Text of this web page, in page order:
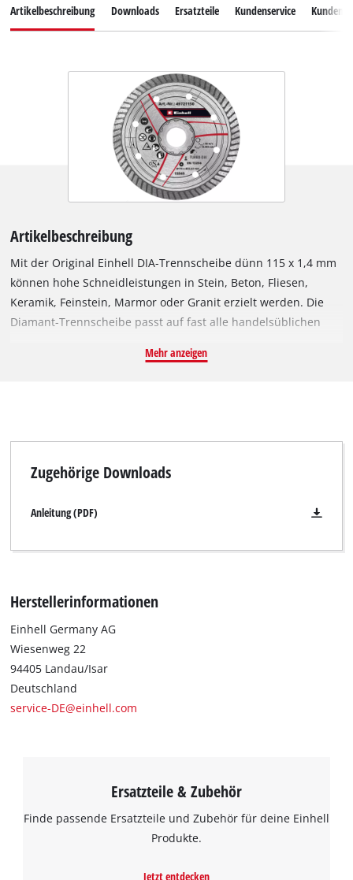
Artikelbeschreibung Downloads Ersatzteile Kundenservice
Artikelbeschreibung
Mit der Original Einhell DIA-Trennscheibe dünn 115 x 1,4 mm
können hohe Schneidleistungen in Stein, Beton, Fliesen,
Keramik, Feinstein, Marmor oder Granit erzielt werden. Die
Diamant-Trennscheibe passt auf fast alle handelsüblichen
Winkelschleifer entwickelt worden. Der Außendurchmesser
Geschwindigkeit von maximal 80 m/s betrieben werden.
Mehr anzeigen
Zugehörige Downloads
Anleitung (PDF)
Herstellerinformationen
Einhell Germany AG
Wiesenweg 22
94405 Landau/Isar
Deutschland
service-DE@einhell.com
Ersatzteile & Zubehör
Finde passende Ersatzteile und Zubehör für deine Einhell
Produkte.
Jetzt entdecken